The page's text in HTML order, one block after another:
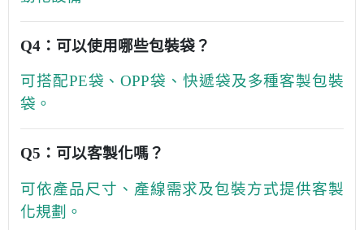
Q4：可以使用哪些包裝袋？
可搭配PE袋、OPP袋、快遞袋及多種客製包裝
袋。
Q5：可以客製化嗎？
可依產品尺寸、產線需求及包裝方式提供客製
化規劃。